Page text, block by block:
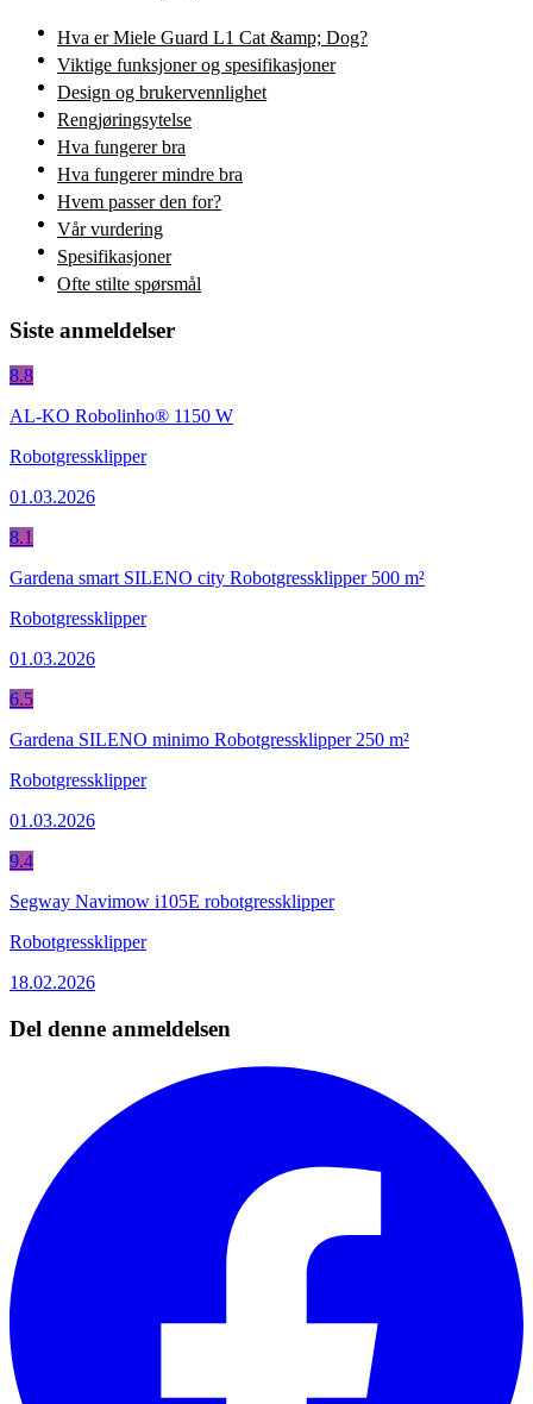
Hva er Miele Guard L1 Cat &amp; Dog?
Viktige funksjoner og spesifikasjoner
Design og brukervennlighet
Rengjøringsytelse
Hva fungerer bra
Hva fungerer mindre bra
Hvem passer den for?
Vår vurdering
Spesifikasjoner
Ofte stilte spørsmål
Siste anmeldelser
8.8
AL-KO Robolinho® 1150 W
Robotgressklipper
01.03.2026
8.1
Gardena smart SILENO city Robotgressklipper 500 m²
Robotgressklipper
01.03.2026
6.5
Gardena SILENO minimo Robotgressklipper 250 m²
Robotgressklipper
01.03.2026
9.4
Segway Navimow i105E robotgressklipper
Robotgressklipper
18.02.2026
Del denne anmeldelsen